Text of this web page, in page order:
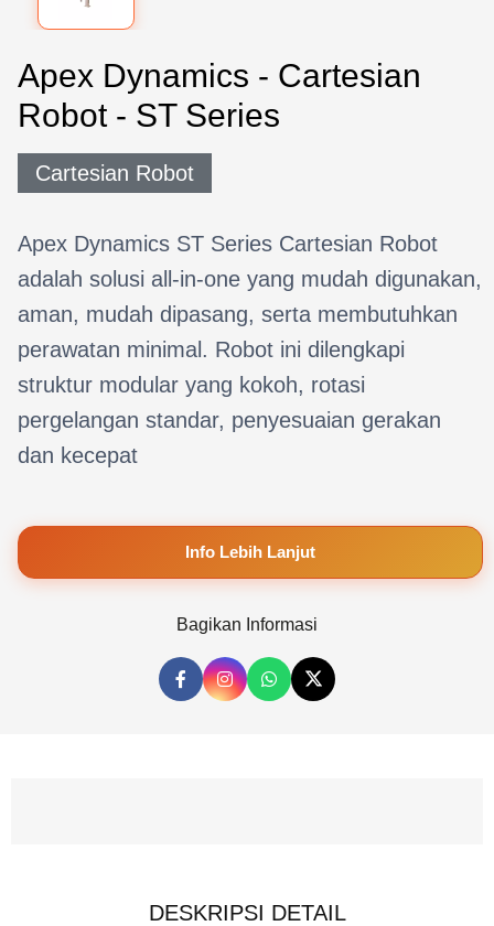
Apex Dynamics - Cartesian
Robot - ST Series
Cartesian Robot
Apex Dynamics ST Series Cartesian Robot
adalah solusi all-in-one yang mudah digunakan,
aman, mudah dipasang, serta membutuhkan
perawatan minimal. Robot ini dilengkapi
struktur modular yang kokoh, rotasi
pergelangan standar, penyesuaian gerakan
dan kecepat
Info Lebih Lanjut
Bagikan Informasi
DESKRIPSI DETAIL